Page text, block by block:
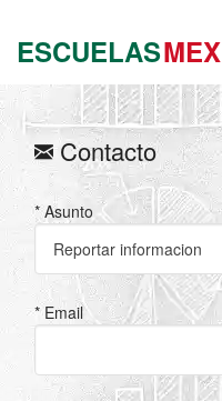
ESCUELASMEX
Contacto
* Asunto
* Email